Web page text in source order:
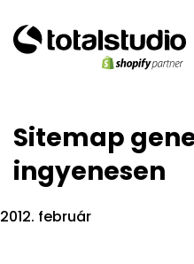
Sitemap
ingyenesen
2012. február